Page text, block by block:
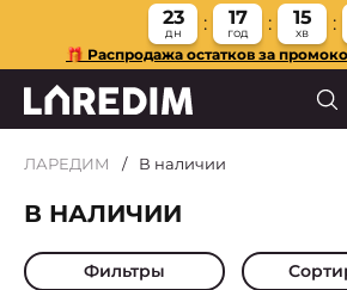
23
дн
17
год
15
хв
🎁 Распродажа остатков за
ЛАРЕДИМ В наличии
В НАЛИЧИИ
Фильтры